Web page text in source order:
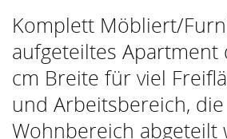
Komplett Möbliert/
aufgeteiltes
cm Breite für viel
und Arbeitsbereich,
Wohnbereich